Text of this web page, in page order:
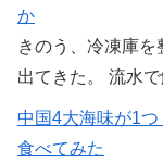
か
きのう、冷凍庫
出てきた。 流水
中国4大海味が1
食べてみた